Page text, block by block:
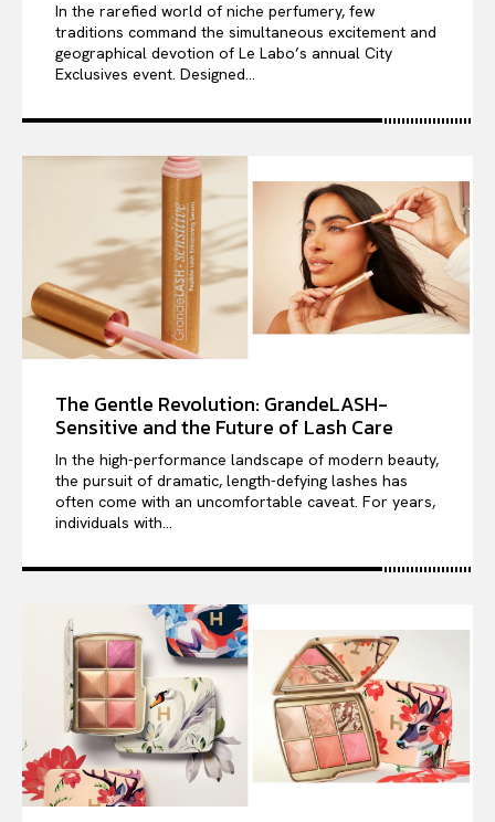
In the rarefied world of niche perfumery, few
traditions command the simultaneous excitement and
geographical devotion of Le Labo’s annual City
Exclusives event. Designed...
The Gentle Revolution: GrandeLASH-
Sensitive and the Future of Lash Care
In the high-performance landscape of modern beauty,
the pursuit of dramatic, length-defying lashes has
often come with an uncomfortable caveat. For years,
individuals with...